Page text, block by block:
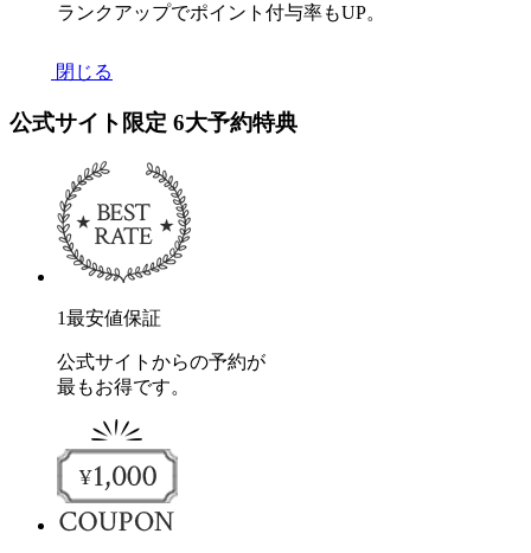
ランクアップでポイント付与率もUP。
閉じる
公式サイト限定 6大予約特典
1最安値保証
公式サイトからの予約が
最もお得です。